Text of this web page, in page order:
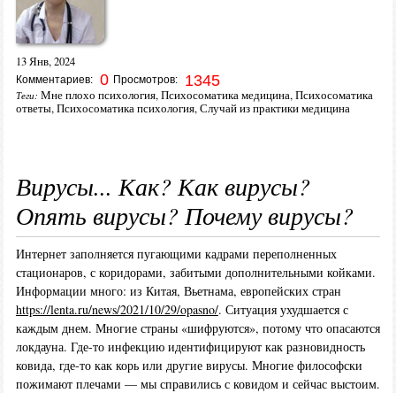
13 Янв, 2024
Комментариев: 0 Просмотров: 1345
Теги: Мне плохо психология,Психосоматика медицина,Психосоматика
ответы,Психосоматика психология,Случай из практики медицина
Вирусы... Как? Как вирусы?
Опять вирусы? Почему вирусы?
Интернет заполняется пугающими кадрами переполненных
стационаров, с коридорами, забитыми дополнительными койками.
Информации много: из Китая, Вьетнама, европейских стран
https://lenta.ru/news/2021/10/29/opasno/. Ситуация ухудшается с
каждым днем. Многие страны «шифруются», потому что опасаются
локдауна. Где-то инфекцию идентифицируют как разновидность
ковида, где-то как корь или другие вирусы. Многие философски
пожимают плечами — мы справились с ковидом и сейчас выстоим.